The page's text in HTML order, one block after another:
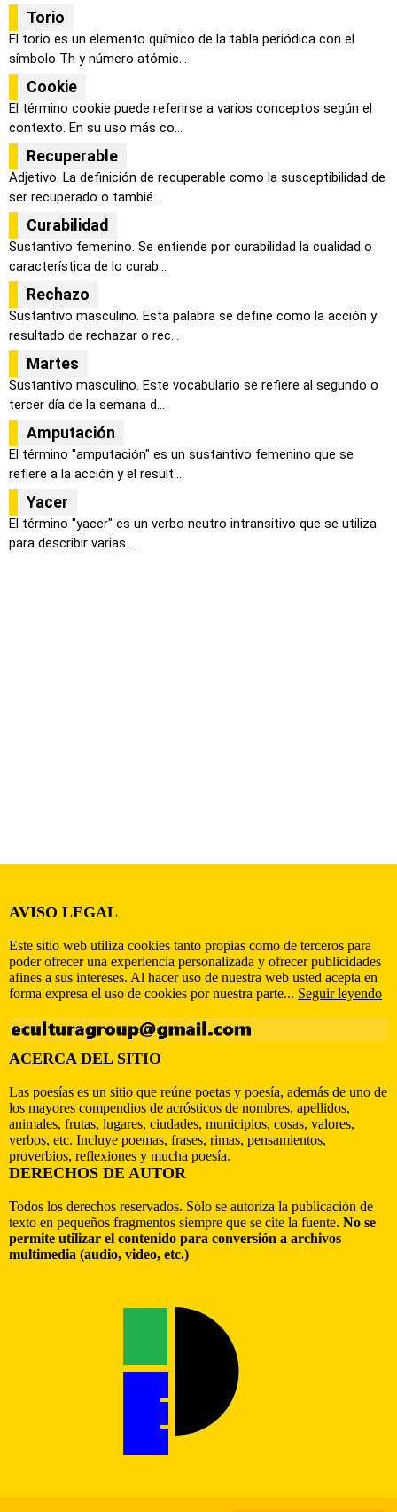
Torio
El torio es un elemento químico de la tabla periódica con el
símbolo Th y número atómic...
Cookie
El término cookie puede referirse a varios conceptos según el
contexto. En su uso más co...
Recuperable
Adjetivo. La definición de recuperable como la susceptibilidad de
ser recuperado o tambié...
Curabilidad
Sustantivo femenino. Se entiende por curabilidad la cualidad o
característica de lo curab...
Rechazo
Sustantivo masculino. Esta palabra se define como la acción y
resultado de rechazar o rec...
Martes
Sustantivo masculino. Este vocabulario se refiere al segundo o
tercer día de la semana d...
Amputación
El término "amputación" es un sustantivo femenino que se
refiere a la acción y el result...
Yacer
El término "yacer" es un verbo neutro intransitivo que se utiliza
para describir varias ...
AVISO LEGAL
Este sitio web utiliza cookies tanto propias como de terceros para
poder ofrecer una experiencia personalizada y ofrecer publicidades
afines a sus intereses. Al hacer uso de nuestra web usted acepta en
forma expresa el uso de cookies por nuestra parte... Seguir leyendo
ACERCA DEL SITIO
Las poesías es un sitio que reúne poetas y poesía, además de uno de
los mayores compendios de acrósticos de nombres, apellidos,
animales, frutas, lugares, ciudades, municipios, cosas, valores,
verbos, etc. Incluye poemas, frases, rimas, pensamientos,
proverbios, reflexiones y mucha poesía.
DERECHOS DE AUTOR
Todos los derechos reservados. Sólo se autoriza la publicación de
texto en pequeños fragmentos siempre que se cite la fuente. No se
permite utilizar el contenido para conversión a archivos
multimedia (audio, video, etc.)